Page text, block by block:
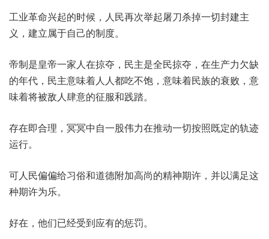
工业革命兴起的时候，人民再次举起屠刀杀掉一切封建主
义，建立属于自己的制度。
帝制是皇帝一家人在掠夺，民主是全民掠夺，在生产力欠缺
的年代，民主意味着人人都吃不饱，意味着民族的衰败，意
味着将被敌人肆意的征服和践踏。
存在即合理，冥冥中自一股伟力在推动一切按照既定的轨迹
运行。
可人民偏偏给习俗和道德附加高尚的精神期许，并以满足这
种期许为乐。
好在，他们已经受到应有的惩罚。